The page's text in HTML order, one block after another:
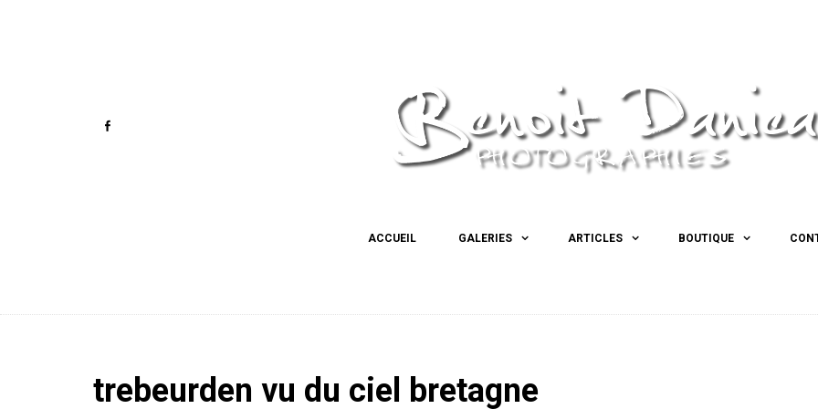
ACCUEIL GALERIES ARTICLES BOUTIQUE
trebeurden vu du ciel bretagne